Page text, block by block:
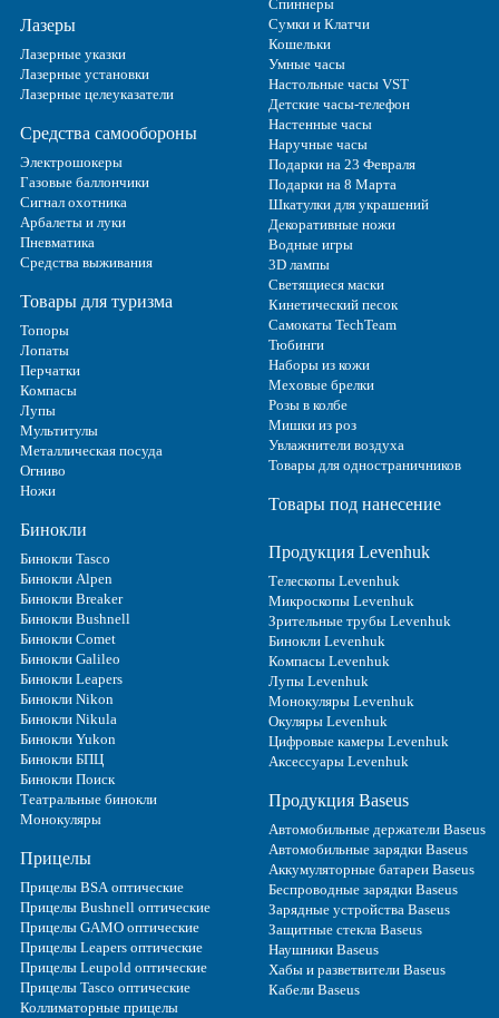
Лазеры
Лазерные указки
Лазерные установки
Лазерные целеуказатели
Средства самообороны
Электрошокеры
Газовые баллончики
Сигнал охотника
Арбалеты и луки
Пневматика
Средства выживания
Товары для туризма
Топоры
Лопаты
Перчатки
Компасы
Лупы
Мультитулы
Металлическая посуда
Огниво
Ножи
Бинокли
Бинокли Tasco
Бинокли Alpen
Бинокли Breaker
Бинокли Bushnell
Бинокли Comet
Бинокли Galileo
Бинокли Leapers
Бинокли Nikon
Бинокли Nikula
Бинокли Yukon
Бинокли БПЦ
Бинокли Поиск
Театральные бинокли
Монокуляры
Прицелы
Прицелы BSA оптические
Прицелы Bushnell оптические
Прицелы GAMO оптические
Прицелы Leapers оптические
Прицелы Leupold оптические
Прицелы Tasco оптические
Коллиматорные прицелы
Спиннеры
Сумки и Клатчи
Кошельки
Умные часы
Настольные часы VST
Детские часы-телефон
Настенные часы
Наручные часы
Подарки на 23 Февраля
Подарки на 8 Марта
Шкатулки для украшений
Декоративные ножи
Водные игры
3D лампы
Светящиеся маски
Кинетический песок
Самокаты TechTeam
Тюбинги
Наборы из кожи
Меховые брелки
Розы в колбе
Мишки из роз
Увлажнители воздуха
Товары для одностраничников
Товары под нанесение
Продукция Levenhuk
Телескопы Levenhuk
Микроскопы Levenhuk
Зрительные трубы Levenhuk
Бинокли Levenhuk
Компасы Levenhuk
Лупы Levenhuk
Монокуляры Levenhuk
Окуляры Levenhuk
Цифровые камеры Levenhuk
Аксессуары Levenhuk
Продукция Baseus
Автомобильные держатели Baseus
Автомобильные зарядки Baseus
Аккумуляторные батареи Baseus
Беспроводные зарядки Baseus
Зарядные устройства Baseus
Защитные стекла Baseus
Наушники Baseus
Хабы и разветвители Baseus
Кабели Baseus